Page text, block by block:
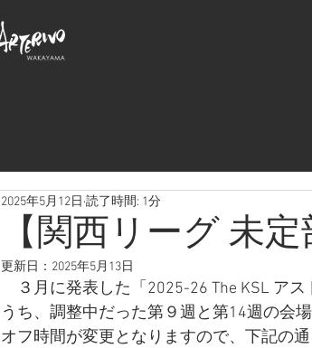
【関西リーグ 未
2025年5月12日 読了時間: 1分
更新日： 2025年5月13日
３月に発表した「2025-26 The KSL ア
うち、調整中だった第９週と第14週の会
オフ時間が変更となりますので、下記の通